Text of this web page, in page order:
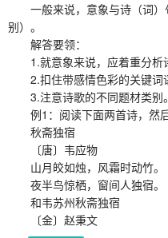
一般来说，意象与诗（词）
别）。
解答要领：
1.就意象来说，应着重分析诗
2.扣住带感情色彩的关键词
3.注意诗歌的不同题材类别。
例1：阅读下面两首诗，然后
秋斋独宿
〔唐〕韦应物
山月皎如烛，风霜时动竹。
夜半鸟惊栖，窗间人独宿。
和韦苏州秋斋独宿
〔金〕赵秉文